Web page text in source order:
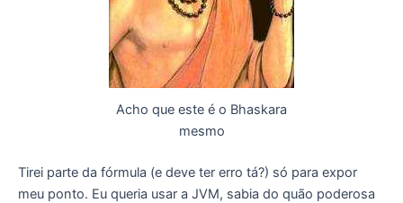
Acho que este é o Bhaskara
mesmo
Tirei parte da fórmula (e deve ter erro tá?) só para expor
meu ponto. Eu queria usar a JVM, sabia do quão poderosa